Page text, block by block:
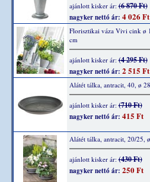
ajánlott kisker ár:(6 870 Ft)
nagyker nettó ár: 4 026 Ft
Florisztikai váza Vivi cink ø
cm
ajánlott kisker ár:(4 295 Ft)
nagyker nettó ár: 2 515 Ft
Alátét tálka, antracit, 40, ø
ajánlott kisker ár:(710 Ft)
nagyker nettó ár: 415 Ft
Alátét tálka, antracit, 20/25,
ajánlott kisker ár:(430 Ft)
nagyker nettó ár: 250 Ft